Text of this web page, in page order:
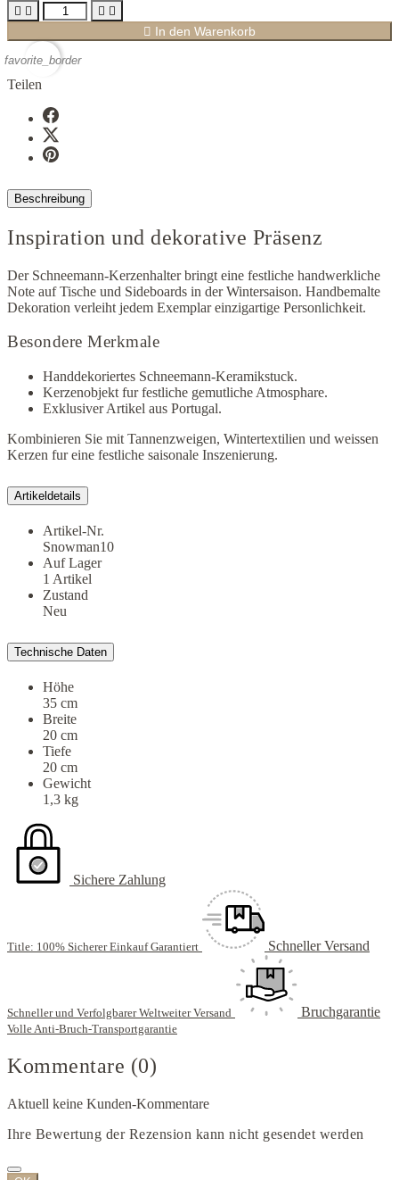
   
 In den Warenkorb
favorite_border
Teilen
Beschreibung
Inspiration und dekorative Präsenz
Der Schneemann-Kerzenhalter bringt eine festliche handwerkliche
Note auf Tische und Sideboards in der Wintersaison. Handbemalte
Dekoration verleiht jedem Exemplar einzigartige Personlichkeit.
Besondere Merkmale
Handdekoriertes Schneemann-Keramikstuck.
Kerzenobjekt fur festliche gemutliche Atmosphare.
Exklusiver Artikel aus Portugal.
Kombinieren Sie mit Tannenzweigen, Wintertextilien und weissen
Kerzen fur eine festliche saisonale Inszenierung.
Artikeldetails
Artikel-Nr.
Snowman10
Auf Lager
1 Artikel
Zustand
Neu
Technische Daten
Höhe
35 cm
Breite
20 cm
Tiefe
20 cm
Gewicht
1,3 kg
Sichere Zahlung
Title: 100% Sicherer Einkauf Garantiert Schneller Versand
Schneller und Verfolgbarer Weltweiter Versand Bruchgarantie
Volle Anti-Bruch-Transportgarantie
Kommentare (0)
Aktuell keine Kunden-Kommentare
Ihre Bewertung der Rezension kann nicht gesendet werden